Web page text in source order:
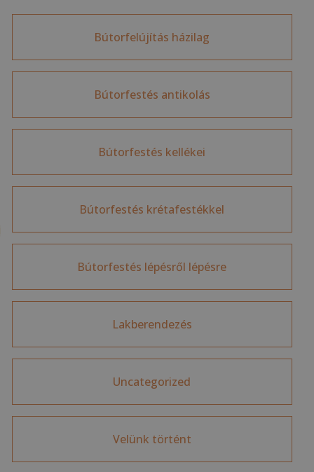
Bútorfelújítás házilag
Bútorfestés antikolás
Bútorfestés kellékei
Bútorfestés krétafestékkel
Bútorfestés lépésről lépésre
Lakberendezés
Uncategorized
Velünk történt